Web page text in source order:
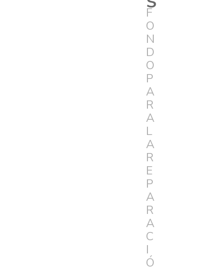
F
O
N
D
O
P
A
R
A
L
A
R
E
P
A
R
A
C
I
Ó